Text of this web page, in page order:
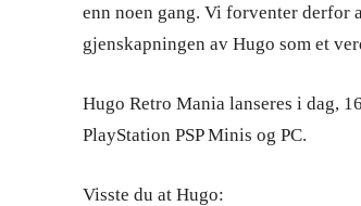
enn noen gang. Vi forventer derfor
gjenskapningen av Hugo som et
Hugo Retro Mania lanseres i dag,
PlayStation PSP Minis og PC.
Visste du at Hugo: